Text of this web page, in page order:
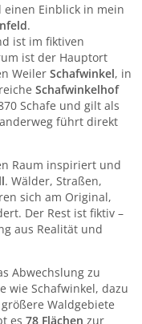
Einblick in mein
.
ist im fiktiven
ist der Hauptort
Weiler Schafwinkel, in
Schafwinkelhof
Schafe und gilt als
führt direkt
Raum inspiriert und
. Wälder, Straßen,
sich am Original,
Der Rest ist fiktiv –
aus Realität und
Abwechslung zu
wie Schafwinkel, dazu
Waldgebiete
es 78 Flächen zur